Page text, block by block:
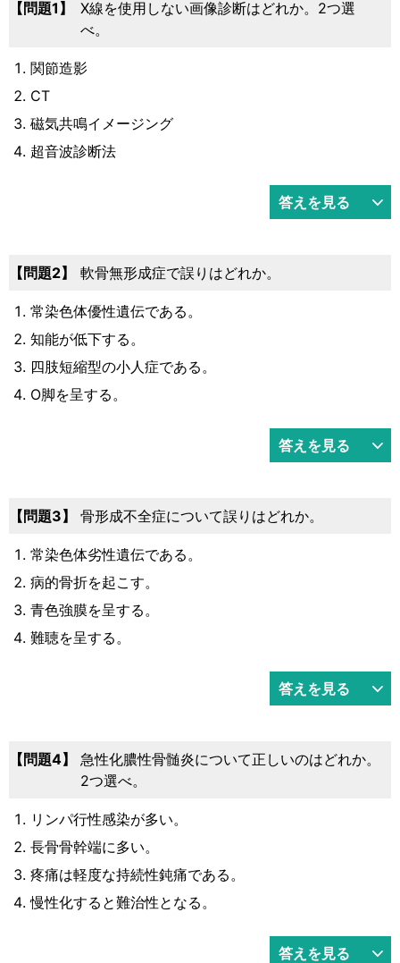
問題1
X線を使用しない画像診断はどれか。2つ選
べ。
関節造影
CT
磁気共鳴イメージング
超音波診断法
答えを見る
問題2 軟骨無形成症で誤りはどれか。
常染色体優性遺伝である。
知能が低下する。
四肢短縮型の小人症である。
O脚を呈する。
答えを見る
問題3 骨形成不全症について誤りはどれか。
常染色体劣性遺伝である。
病的骨折を起こす。
青色強膜を呈する。
難聴を呈する。
答えを見る
問題4
急性化膿性骨髄炎について正しいのはどれか。
2つ選べ。
リンパ行性感染が多い。
長骨骨幹端に多い。
疼痛は軽度な持続性鈍痛である。
慢性化すると難治性となる。
答えを見る